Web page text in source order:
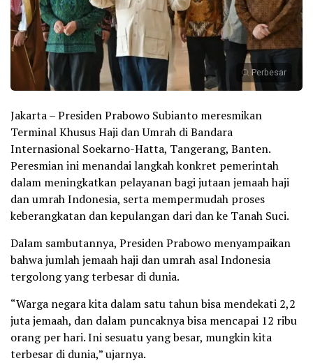
Perbesar
Jakarta – Presiden Prabowo Subianto meresmikan
Terminal Khusus Haji dan Umrah di Bandara
Internasional Soekarno-Hatta, Tangerang, Banten.
Peresmian ini menandai langkah konkret pemerintah
dalam meningkatkan pelayanan bagi jutaan jemaah haji
dan umrah Indonesia, serta mempermudah proses
keberangkatan dan kepulangan dari dan ke Tanah Suci.
Dalam sambutannya, Presiden Prabowo menyampaikan
bahwa jumlah jemaah haji dan umrah asal Indonesia
tergolong yang terbesar di dunia.
“Warga negara kita dalam satu tahun bisa mendekati 2,2
juta jemaah, dan dalam puncaknya bisa mencapai 12 ribu
orang per hari. Ini sesuatu yang besar, mungkin kita
terbesar di dunia,” ujarnya.